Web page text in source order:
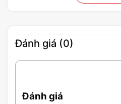
Đánh giá (0)
Đánh giá